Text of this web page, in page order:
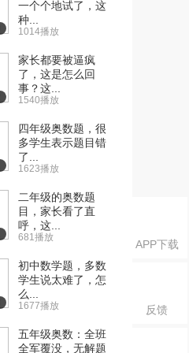
APP下载
反馈
一个个地试了，这
种...
1014播放
家长都要被逼疯
了，这是怎么回
事？这...
1540播放
四年级奥数题，很
多学生表示题目错
了...
1623播放
二年级的奥数题
目，家长看了直
呼，这...
681播放
初中数学题，多数
学生说太难了，怎
么...
1677播放
五年级奥数：全班
全军覆没，无解题